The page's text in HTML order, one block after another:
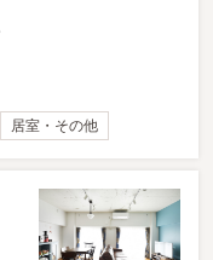
居室・その他